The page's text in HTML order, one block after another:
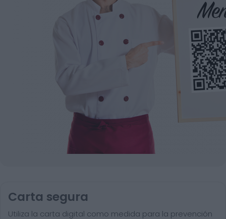
Carta segura
Utiliza la carta digital como medida para la prevención